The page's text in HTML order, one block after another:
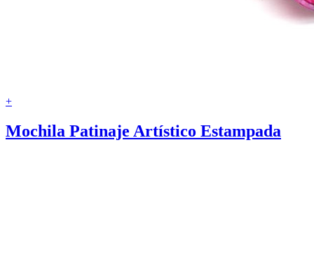
+
Mochila Patinaje Artístico Estampada